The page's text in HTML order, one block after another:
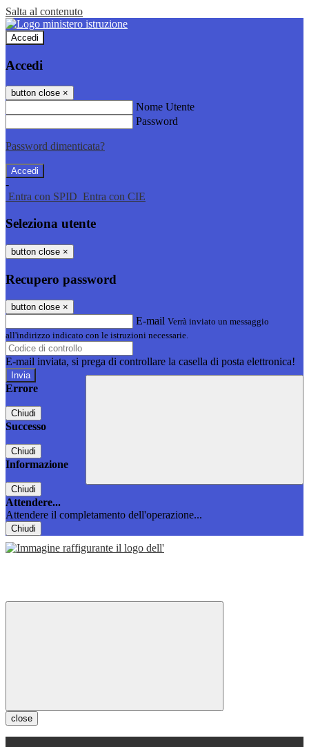
Salta al contenuto
Accedi
Accedi
button close ×
Nome Utente
Password
Password dimenticata?
-
Entra con SPID Entra con CIE
Seleziona utente
button close ×
Recupero password
button close ×
E-mail Verrà inviato un messaggio
all'indirizzo indicato con le istruzioni necessarie.
E-mail inviata, si prega di controllare la casella di posta elettronica!
Errore
Chiudi
Successo
Chiudi
Informazione
Chiudi
Attendere...
Attendere il completamento dell'operazione...
Chiudi
close